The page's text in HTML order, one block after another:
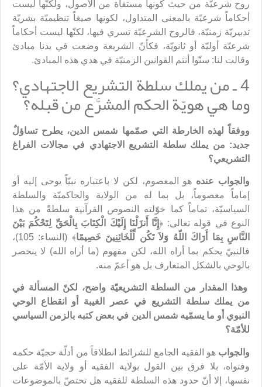
روح شرعيّة من حيث كونها مستقاة من الأصول، ولكنّها ليست
أحكاماً شرعيّة بالمعنى المتداول، لكونها صيغاً تنظيميّة بشريّة
تدبيريّة زمنيّة، فالروح الشرعيّة تسري فيها، لكنّها ليست أحكاماً
شرعيّة أوليّة أو ثانويّة، فكأنّ الشريعة وضعت في يدنا مبادئ
وقالت لنا: سنّوا أنتم القوانين الزمنيّة في هدي هذه المبادئ.
4 ـ من يملك سلطة التشريع الاجتهادي؟
وما هي هويّة الحكم المشرَّع من قبله؟
ووفقاً لهذه الخارطة التي صمّمها شمس الدين، يطرح تساؤلٌ
جديد: من يملك سلطة التشريع الاجتهادي في مجالات الفراغ
التشريعي؟
والجواب عنده هو المعصوم، لكن لا باعتباره نبيّاً يوحى إليه أو
إماماً معصوماً، بل بما له من الولاية والحاكميّة والسلطة
السياسيّة، تماماً كما خوّلته النصوص القرآنية سلطةً من هذا
النوع في قوله تعالى: ﴿إِنَّا أَنزَلْنَا إِلَيْكَ الْكِتَابَ بِالْحَقِّ لِتَحْكُمَ بَيْنَ
النَّاسِ بِمَا أَرَاكَ اللّهُ وَلاَ تَكُن لِّلْخَائِنِينَ خَصِيمًا
﴾ (النساء: 105)،
فالنبيّ يحكم بما أراه الله، لكن مفهوم (ما أراه الله) لا ينحصر
بالوحي بالشكل المتعارف بل هو أعمّ منه.
وهذا المقدار من السلطة التشريعيّة واضح، لكنّ المسألة في
من يملك سلطة التشريع في عصر الغيبة أو انقطاع الوحي
النبوي أو ما يسمّيه شمس الدين في بعض كتبه بالزمن السياسي
للأمّة؟
والجواب هو الفقيه الجامع للشرائط انطلاقاً من أدلّة حجيّة حكمه
وفتواه، بلا فرق بين القول بولاية الفقيه أو ولاية الأمّة على
نفسها، إلا أنّ حدود هذه السلطة للفقيه هل تختصّ بالموضوعات